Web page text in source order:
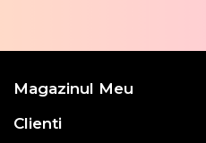
Magazinul Meu
Clienti